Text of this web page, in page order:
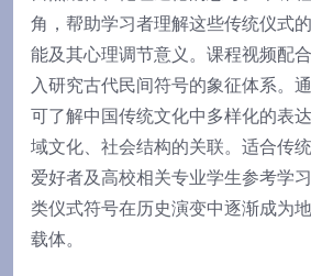
角，帮助学习者理解这些传统仪式
能及其心理调节意义。课程视频配
入研究古代民间符号的象征体系。
可了解中国传统文化中多样化的表
域文化、社会结构的关联。适合传
爱好者及高校相关专业学生参考学
类仪式符号在历史演变中逐渐成为
载体。